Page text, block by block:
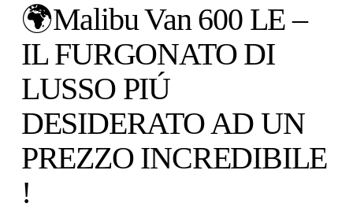
🌍Malibu Van 600 LE –
IL FURGONATO DI
LUSSO PIÚ
DESIDERATO AD UN
PREZZO INCREDIBILE
!